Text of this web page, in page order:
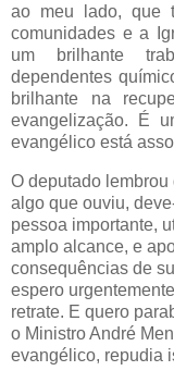
ao meu lado, que
comunidades e a
um brilhante
dependentes
brilhante na
evangelização. É
evangélico está
O deputado
algo que ouviu,
pessoa importante,
amplo alcance, e
consequências de
espero
retrate. E quero
o Ministro André
evangélico, repudia